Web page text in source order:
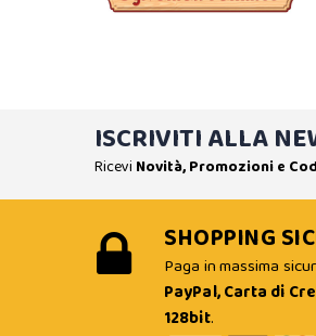
ISCRIVITI ALLA
Ricevi Novità, Promozioni e
SHOPPING
Paga in massima
PayPal, Carta di
128bit.